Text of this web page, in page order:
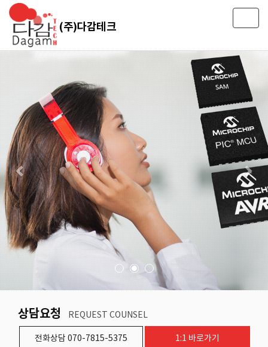
o
g
l
e
n
a
i
g
t
i
o
n
(주)다감테크
상담요청 REQUEST COUNSEL
전화상담 070-7815-5375 1:1 바로가기